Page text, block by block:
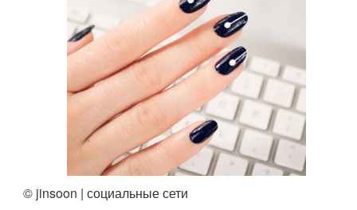
© jinsoon | социальные сети